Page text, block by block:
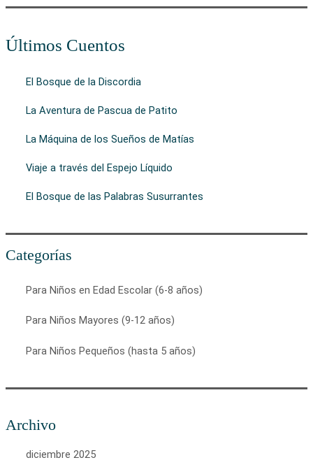
Últimos Cuentos
El Bosque de la Discordia
La Aventura de Pascua de Patito
La Máquina de los Sueños de Matías
Viaje a través del Espejo Líquido
El Bosque de las Palabras Susurrantes
Categorías
Para Niños en Edad Escolar (6-8 años)
Para Niños Mayores (9-12 años)
Para Niños Pequeños (hasta 5 años)
Archivo
diciembre 2025